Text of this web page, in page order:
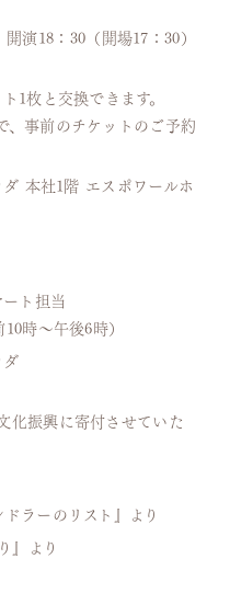
18：30（開場17：30）
1枚と交換できます。
事前のチケットのご予約
本社1階 エスポワールホ
ート担当
時～午後6時）
化振興に寄付させていた
ラーのリスト』より
』より